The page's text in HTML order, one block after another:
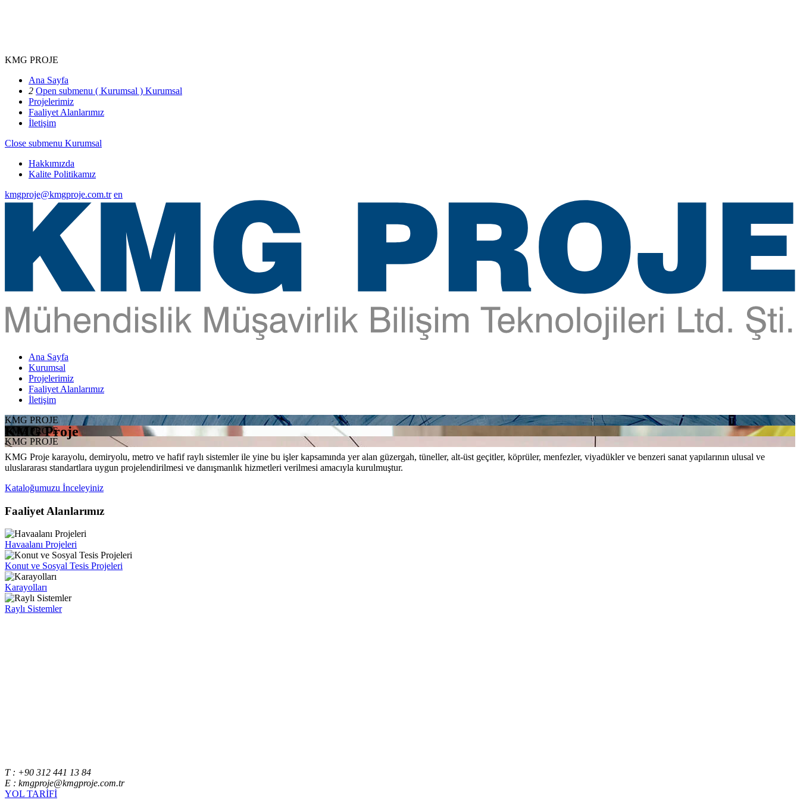
KMG PROJE
Ana Sayfa
2 Open submenu ( Kurumsal ) Kurumsal
Projelerimiz
Faaliyet Alanlarımız
İletişim
Close submenu Kurumsal
Hakkımızda
Kalite Politikamız
kmgproje@kmgproje.com.tr en
Ana Sayfa
Kurumsal
Projelerimiz
Faaliyet Alanlarımız
İletişim
KMG PROJE
KMG PROJE
KMG PROJE
KMG Proje
KMG Proje karayolu, demiryolu, metro ve hafif raylı sistemler ile yine bu işler kapsamında yer alan güzergah, tüneller, alt-üst geçitler, köprüler, menfezler, viyadükler ve benzeri sanat yapılarının ulusal ve
uluslararası standartlara uygun projelendirilmesi ve danışmanlık hizmetleri verilmesi amacıyla kurulmuştur.
Kataloğumuzu İnceleyiniz
Faaliyet Alanlarımız
Havaalanı Projeleri
Konut ve Sosyal Tesis Projeleri
Karayolları
Raylı Sistemler
T : +90 312 441 13 84
E : kmgproje@kmgproje.com.tr
YOL TARİFİ